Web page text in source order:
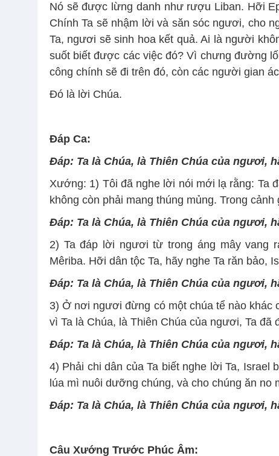
Nó sẽ được lừng danh như rượu Liban. Hỡi
Chính Ta sẽ nhậm lời và săn sóc ngươi, cho
Ta, ngươi sẽ sinh hoa kết quả. Ai là người
suốt biết được các việc đó? Vì chưng đường
công chính sẽ đi trên đó, còn các người gian
Ðó là lời Chúa.
Ðáp Ca:
Ðáp: Ta là Chúa, là Thiên Chúa của ngươi,
Xướng: 1) Tôi đã nghe lời nói mới lạ rằng: Ta
không còn phải mang thúng mủng. Trong
Ðáp: Ta là Chúa, là Thiên Chúa của ngươi,
2) Ta đáp lời ngươi từ trong áng mây vang
Mêriba. Hỡi dân tộc Ta, hãy nghe Ta răn bảo,
Ðáp: Ta là Chúa, là Thiên Chúa của ngươi,
3) Ở nơi ngươi đừng có một chúa tể nào
vì Ta là Chúa, là Thiên Chúa của ngươi, Ta đã
Ðáp: Ta là Chúa, là Thiên Chúa của ngươi,
4) Phải chi dân của Ta biết nghe lời Ta, Israel
lúa mì nuôi dưỡng chúng, và cho chúng ăn no
Ðáp: Ta là Chúa, là Thiên Chúa của ngươi,
Câu Xướng Trước Phúc Âm: